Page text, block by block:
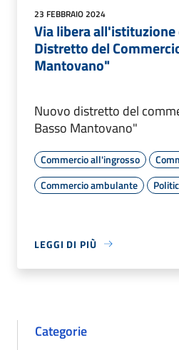
23 FEBBRAIO 2024
Via libera all'istituzione
Distretto del
Mantovano"
Nuovo distretto del
Basso Mantovano"
Commercio all'ingrosso
Commercio ambulante
LEGGI DI PIÙ
Categorie